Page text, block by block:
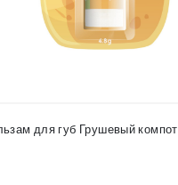
для губ Грушевый компот